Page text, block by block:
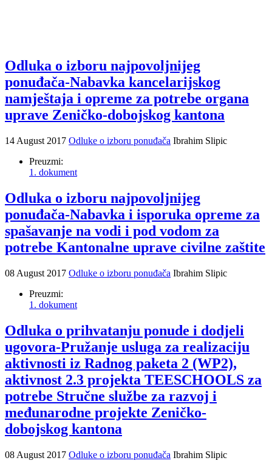
Odluka o izboru najpovoljnijeg
ponuđača-Nabavka kancelarijskog
namještaja i opreme za potrebe organa
uprave Zeničko-dobojskog kantona
14 August 2017 Odluke o izboru ponuđača Ibrahim Slipic
Preuzmi:
1. dokument
Odluka o izboru najpovoljnijeg
ponuđača-Nabavka i isporuka opreme za
spašavanje na vodi i pod vodom za
potrebe Kantonalne uprave civilne zaštite
08 August 2017 Odluke o izboru ponuđača Ibrahim Slipic
Preuzmi:
1. dokument
Odluka o prihvatanju ponude i dodjeli
ugovora-Pružanje usluga za realizaciju
aktivnosti iz Radnog paketa 2 (WP2),
aktivnost 2.3 projekta TEESCHOOLS za
potrebe Stručne službe za razvoj i
međunarodne projekte Zeničko-
dobojskog kantona
08 August 2017 Odluke o izboru ponuđača Ibrahim Slipic